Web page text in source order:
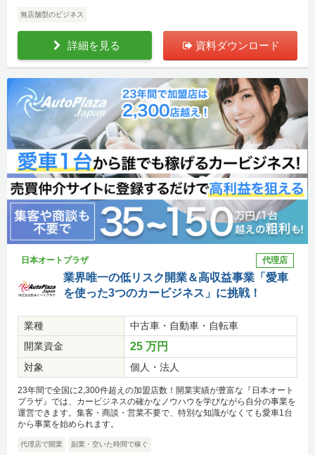
無店舗型のビジネス
詳細を見る 資料ダウンロード
日本オートプラザ 代理店
業界唯一の低リスク開業＆高収益事業「愛車
を使った3つのカービジネス」に挑戦！
業種
中古車・自動車・自転車
開業資金
25 万円
対象 個人・法人
23年間で全国に2,300件超えの加盟店数！開業実績が豊富な『日本オート
プラザ』では、カービジネスの確かなノウハウを学びながら自分の事業を
運営できます。集客・商談・営業不要で、特別な知識がなくても愛車1台
から事業を始められます。
代理店で開業 副業・空いた時間で稼ぐ